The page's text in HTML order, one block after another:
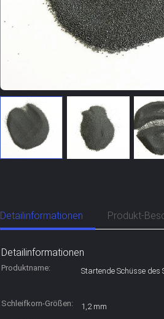
Detailinformationen Produkt-
Detailinformationen
Produktname: Startende Schüsse des
Schleifkorn-Größen:
1,2 mm